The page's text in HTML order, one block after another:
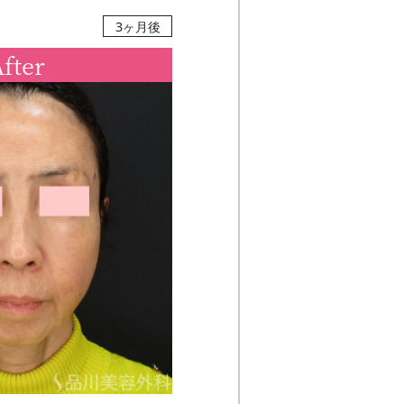
3ヶ月後